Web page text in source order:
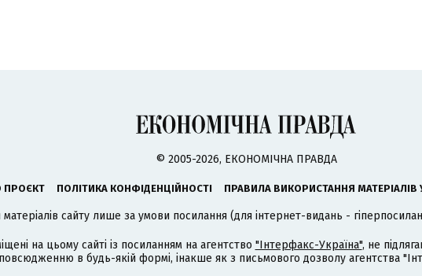
© 2005-2026, ЕКОНОМІЧНА ПРАВДА
ПРОЄКТ ПОЛІТИКА КОНФІДЕНЦІЙНОСТІ ПРАВИЛА ВИКОРИСТАННЯ МАТЕРІАЛІВ
сайту лише за умови посилання (для інтернет-видань -
на цьому сайті із посиланням на агентство "Інтерфакс-Україна", не
в будь-якій формі, інакше як з письмового дозволу агентства